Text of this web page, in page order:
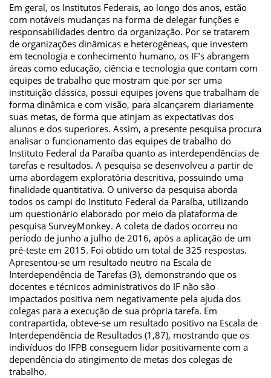
Em geral, os Institutos Federais, ao longo dos anos, estão
com notáveis mudanças na forma de delegar funções e
responsabilidades dentro da organização. Por se tratarem
de organizações dinâmicas e heterogêneas, que investem
em tecnologia e conhecimento humano, os IF’s abrangem
áreas como educação, ciência e tecnologia que contam com
equipes de trabalho que mostram que por ser uma
instituição clássica, possui equipes jovens que trabalham de
forma dinâmica e com visão, para alcançarem diariamente
suas metas, de forma que atinjam as expectativas dos
alunos e dos superiores. Assim, a presente pesquisa procura
analisar o funcionamento das equipes de trabalho do
Instituto Federal da Paraíba quanto as interdependências de
tarefas e resultados. A pesquisa se desenvolveu a partir de
uma abordagem exploratória descritiva, possuindo uma
finalidade quantitativa. O universo da pesquisa aborda
todos os campi do Instituto Federal da Paraíba, utilizando
um questionário elaborado por meio da plataforma de
pesquisa SurveyMonkey. A coleta de dados ocorreu no
período de junho a julho de 2016, após a aplicação de um
pré-teste em 2015. Foi obtido um total de 325 respostas.
Apresentou-se um resultado neutro na Escala de
Interdependência de Tarefas (3), demonstrando que os
docentes e técnicos administrativos do IF não são
impactados positiva nem negativamente pela ajuda dos
colegas para a execução de sua própria tarefa. Em
contrapartida, obteve-se um resultado positivo na Escala de
Interdependência de Resultados (1,87), mostrando que os
indivíduos do IFPB conseguem lidar positivamente com a
dependência do atingimento de metas dos colegas de
trabalho.